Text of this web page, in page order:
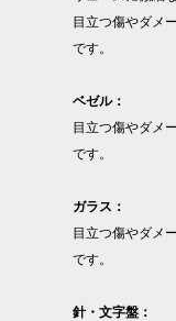
店舗情報
目立つ傷やダメ
です。
ベゼル：
目立つ傷やダメ
です。
ガラス：
目立つ傷やダメ
です。
針・文字盤：